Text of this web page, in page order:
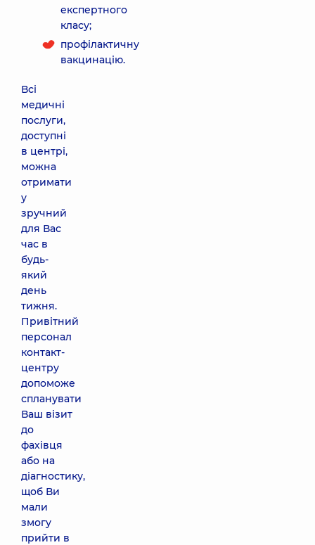
експертного
класу;
профілактичну
вакцинацію.
Всі
медичні
послуги,
доступні
в центрі,
можна
отримати
у
зручний
для Вас
час в
будь-
який
день
тижня.
Привітний
персонал
контакт-
центру
допоможе
спланувати
Ваш візит
до
фахівця
або на
діагностику,
щоб Ви
мали
змогу
прийти в